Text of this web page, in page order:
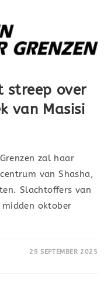
streep over
van Masisi
zal haar
van Shasha,
Slachtoffers van
oktober
29 SEPTEMBER 2025